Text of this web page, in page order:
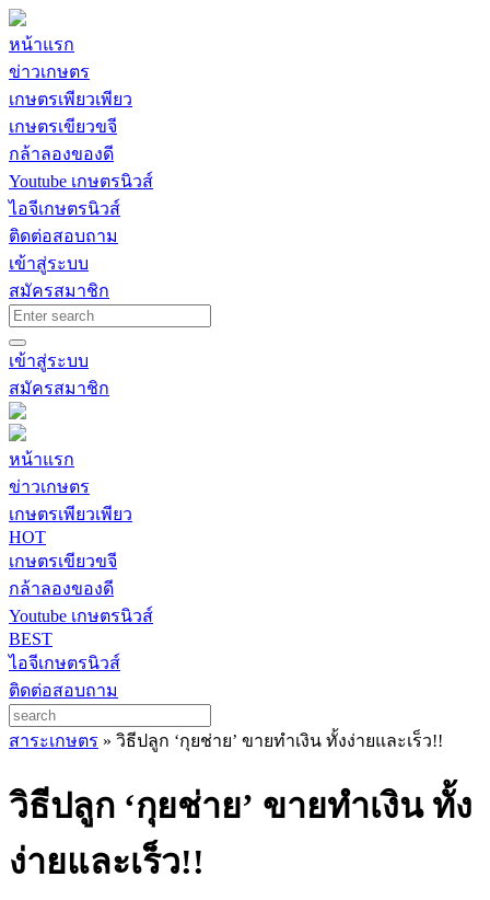
หน้าแรก
ข่าวเกษตร
เกษตรเพียวเพียว
เกษตรเขียวขจี
กล้าลองของดี
Youtube เกษตรนิวส์
ไอจีเกษตรนิวส์
ติดต่อสอบถาม
เข้าสู่ระบบ
สมัครสมาชิก
เข้าสู่ระบบ
สมัครสมาชิก
หน้าแรก
ข่าวเกษตร
เกษตรเพียวเพียว
HOT
เกษตรเขียวขจี
กล้าลองของดี
Youtube เกษตรนิวส์
BEST
ไอจีเกษตรนิวส์
ติดต่อสอบถาม
สาระเกษตร » วิธีปลูก ‘กุยช่าย’ ขายทำเงิน ทั้งง่ายและเร็ว!!
วิธีปลูก ‘กุยช่าย’ ขายทำเงิน ทั้ง
ง่ายและเร็ว!!